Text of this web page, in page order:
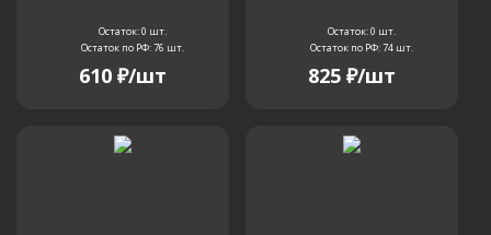
Остаток: 0 шт.
Остаток по РФ: 76 шт.
610 ₽/шт
Остаток: 0 шт.
Остаток по РФ: 74шт.
825 ₽/шт